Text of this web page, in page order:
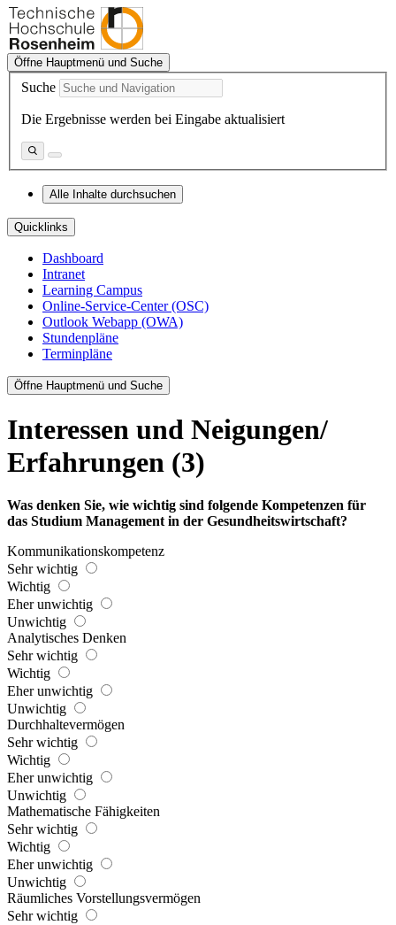
Öffne Hauptmenü und Suche
Suche
Die Ergebnisse werden bei Eingabe aktualisiert
Alle Inhalte durchsuchen
Quicklinks
Dashboard
Intranet
Learning Campus
Online-Service-Center (OSC)
Outlook Webapp (OWA)
Stundenpläne
Terminpläne
Öffne Hauptmenü und Suche
Interessen und Neigungen/
Erfahrungen (3)
Was denken Sie, wie wichtig sind folgende Kompetenzen für
das Studium Management in der Gesundheitswirtschaft?
Kommunikationskompetenz
Sehr wichtig
Wichtig
Eher unwichtig
Unwichtig
Analytisches Denken
Sehr wichtig
Wichtig
Eher unwichtig
Unwichtig
Durchhaltevermögen
Sehr wichtig
Wichtig
Eher unwichtig
Unwichtig
Mathematische Fähigkeiten
Sehr wichtig
Wichtig
Eher unwichtig
Unwichtig
Räumliches Vorstellungsvermögen
Sehr wichtig